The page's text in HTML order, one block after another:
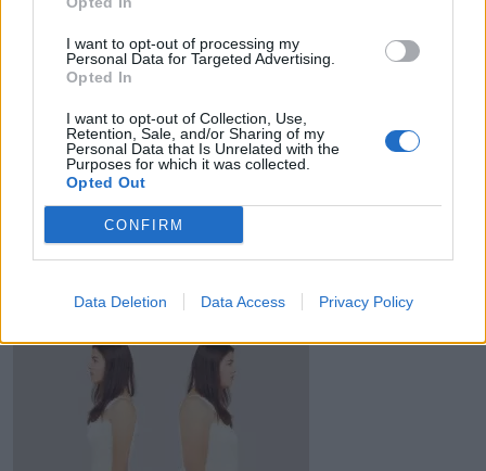
I want to opt-out of processing my
Personal Data for Targeted Advertising.
Opted In
I want to opt-out of Collection, Use,
Retention, Sale, and/or Sharing of my
Personal Data that Is Unrelated with the
Purposes for which it was collected.
Opted Out
CONFIRM
Data Deletion Data Access Privacy Policy
24 Οκτωβρίου 2016 14:58
Ένα βήμα πριν από την 24ωρη
καταγραφή ορμονών Ευρωπαίοι
επιστήμονες
Μία έξυπνη επαναστατική συσκευή που θα
φοριέται στη κοιλιά για 24 ώρες θα συλλέγει
δείγματα στα οποία θα μετρώνται...